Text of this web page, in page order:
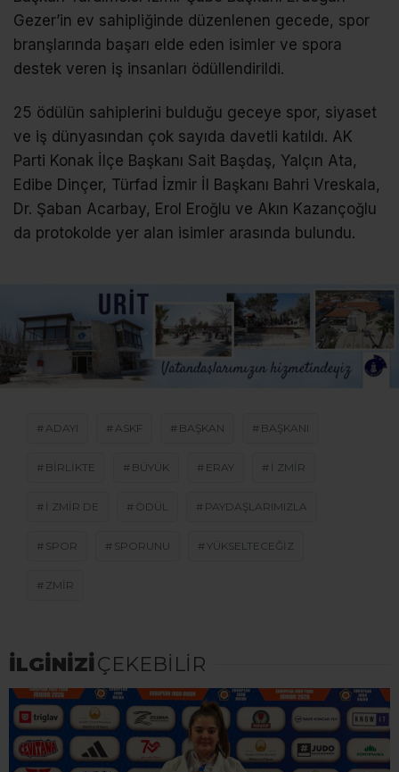
Gezer’in ev sahipliğinde düzenlenen gecede, spor
branşlarında başarı elde eden isimler ve spora
destek veren iş insanları ödüllendirildi.
25 ödülün sahiplerini bulduğu geceye spor, siyaset
ve iş dünyasından çok sayıda davetli katıldı. AK
Parti Konak İlçe Başkanı Sait Başdaş, Yalçın Ata,
Edibe Dinçer, Türfad İzmir İl Başkanı Bahri Vreskala,
Dr. Şaban Acarbay, Erol Eroğlu ve Akın Kazançoğlu
da protokolde yer alan isimler arasında bulundu.
ADAYI ASKF BAŞKAN BAŞKANI
BIRLIKTE BÜYÜK ERAY I ZMIR
I ZMIR DE ÖDÜL PAYDAŞLARIMIZLA
SPOR SPORUNU YÜKSELTECEĞIZ
ZMIR
İLGİNİZİÇEKEBİLİR